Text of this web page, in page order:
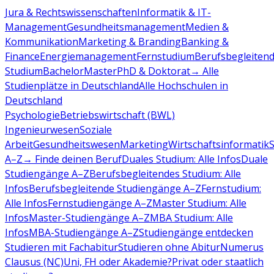
Jura & RechtswissenschaftenInformatik & IT-
ManagementGesundheitsmanagementMedien &
KommunikationMarketing & BrandingBanking &
FinanceEnergiemanagementFernstudiumBerufsbegleitend
StudiumBachelorMasterPhD & Doktorat→ Alle
Studienplätze in DeutschlandAlle Hochschulen in
Deutschland
PsychologieBetriebswirtschaft (BWL)
IngenieurwesenSoziale
ArbeitGesundheitswesenMarketingWirtschaftsinformatik
A–Z→ Finde deinen BerufDuales Studium: Alle InfosDuale
Studiengänge A–ZBerufsbegleitendes Studium: Alle
InfosBerufsbegleitende Studiengänge A–ZFernstudium:
Alle InfosFernstudiengänge A–ZMaster Studium: Alle
InfosMaster-Studiengänge A–ZMBA Studium: Alle
InfosMBA-Studiengänge A–ZStudiengänge entdecken
Studieren mit FachabiturStudieren ohne AbiturNumerus
Clausus (NC)Uni, FH oder Akademie?Privat oder staatlich